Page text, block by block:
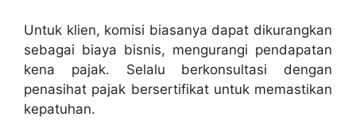
Untuk klien, komisi biasanya dapat dikurangkan
sebagai biaya bisnis, mengurangi pendapatan
kena pajak. Selalu berkonsultasi dengan
penasihat pajak bersertifikat untuk memastikan
kepatuhan.